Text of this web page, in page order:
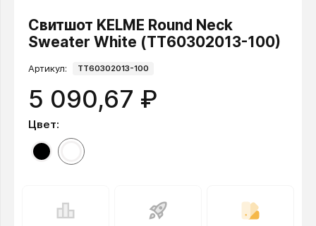
Свитшот KELME Round Neck
Sweater White (TT60302013-100)
Артикул: TT60302013-100
5 090,67 ₽
Цвет: